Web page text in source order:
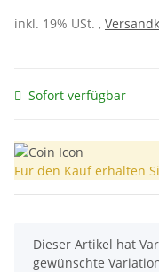
inkl. 19% USt. ,
Sofort verfügbar
Für den Kauf erhalten
x
Dieser Artikel hat
gewünschte